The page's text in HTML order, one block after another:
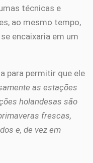
técnicas e
ao mesmo tempo,
encaixaria em um
para permitir que ele
as estações
holandesas são
frescas,
e, de vez em